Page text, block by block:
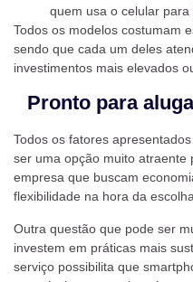
quem usa o celular para
Todos os modelos costumam
sendo que cada um deles
investimentos mais elevados
Pronto para
Todos os fatores
ser uma opção muito atraente
empresa que buscam
flexibilidade na hora da
Outra questão que pode ser
investem em práticas mais
serviço possibilita que